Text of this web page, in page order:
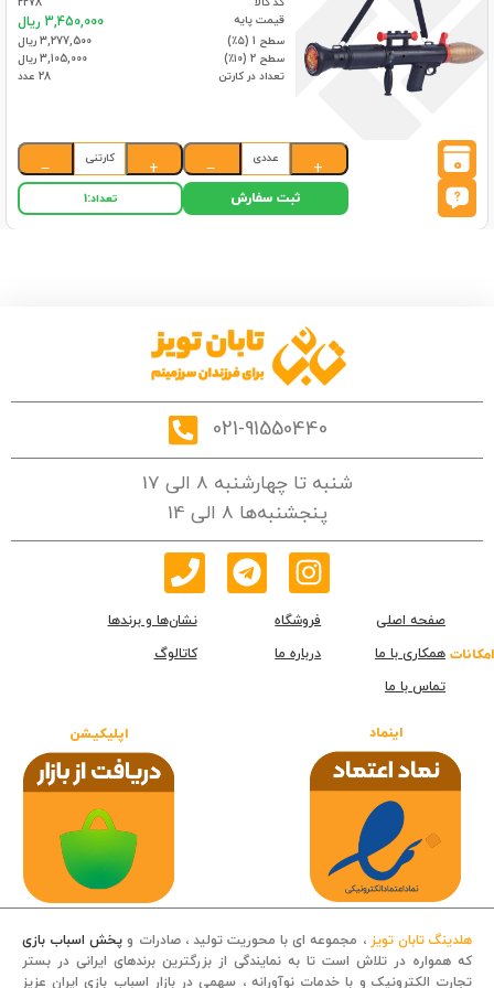
قیمت پایه
3,450,000 ریال
سطح 1 (۵٪)
3,277,500 ریال
سطح 2 (۱۰٪)
3,105,000 ریال
تعداد در کارتن
28 عدد
0
+
عددی
−
+
کارتنی
−
ثبت سفارش تعداد:1
021-91550440
شنبه تا چهارشنبه 8 الی 17
پنجشنبه‌ها 8 الی 14
امکانات
صفحه اصلی فروشگاه
نشان‌ها و برندها
همکاری با ما
درباره ما
کاتالوگ
تماس با ما
اینماد اپلیکیشن
هلدینگ تابان تویز ، مجموعه ای با محوریت تولید ، صادرات و پخش اسباب بازی
که همواره در تلاش است تا به نمایندگی از بزرگترین برندهای ایرانی در بستر
تجارت الکترونیک و با خدمات نوآورانه ، سهمی در بازار اسباب بازی ایران عزیز